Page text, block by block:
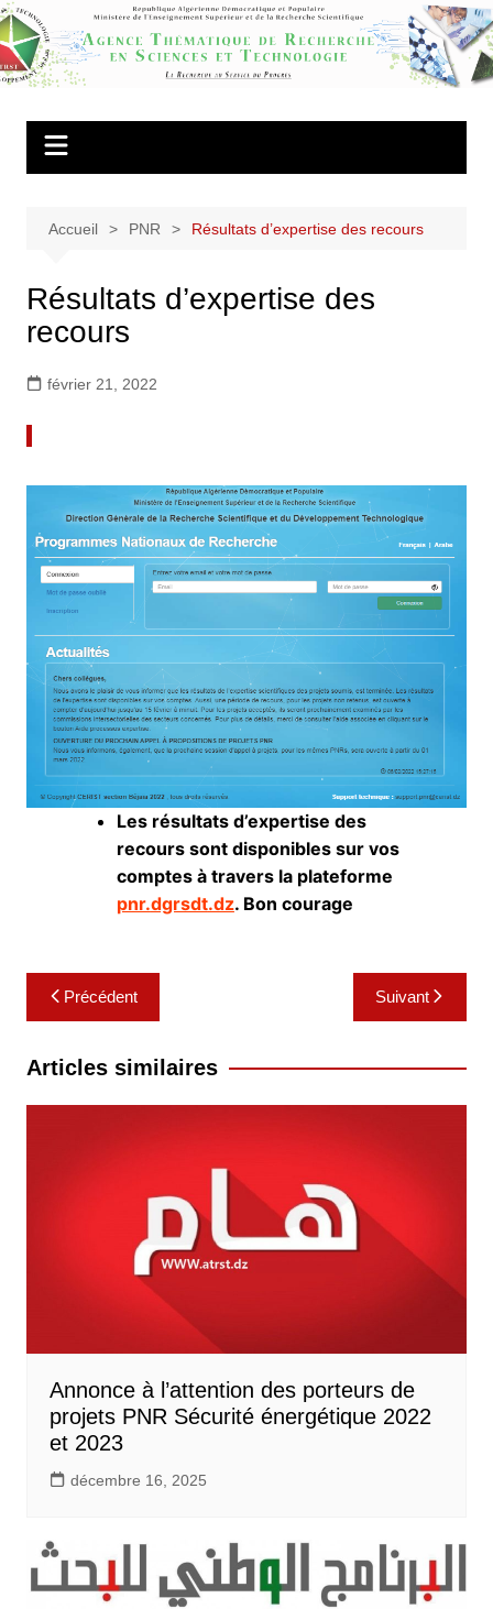
Aller
au
contenu
Agence
Thématique de
Recherche en
Accueil PNR Résultats d’expertise des recours
Résultats d’expertise des
recours
février 21, 2022
Les résultats d’expertise des
recours sont disponibles sur vos
comptes à travers la plateforme
pnr.dgrsdt.dz. Bon courage
Navigation
de
l’article
Précédent Suivant
Articles similaires
Annonce à l’attention des porteurs de
projets PNR Sécurité énergétique 2022
et 2023
décembre 16, 2025